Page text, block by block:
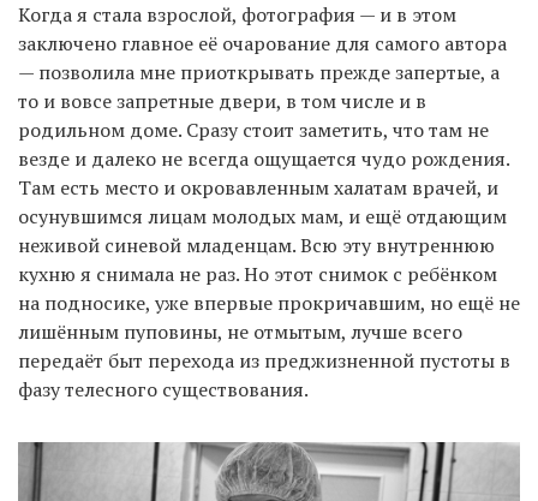
Когда я стала взрослой, фотография — и в этом
заключено главное её очарование для самого автора
— позволила мне приоткрывать прежде запертые, а
то и вовсе запретные двери, в том числе и в
родильном доме. Сразу стоит заметить, что там не
везде и далеко не всегда ощущается чудо рождения.
Там есть место и окровавленным халатам врачей, и
осунувшимся лицам молодых мам, и ещё отдающим
неживой синевой младенцам. Всю эту внутреннюю
кухню я снимала не раз. Но этот снимок с ребёнком
на подносике, уже впервые прокричавшим, но ещё не
лишённым пуповины, не отмытым, лучше всего
передаёт быт перехода из преджизненной пустоты в
фазу телесного существования.